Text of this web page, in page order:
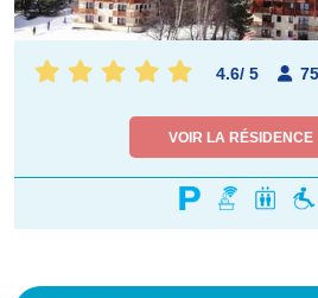
4.6/ 5 75
VOIR LA RÉSIDENCE